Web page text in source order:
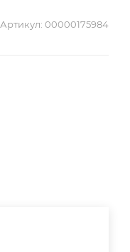
Артикул: 00000175984